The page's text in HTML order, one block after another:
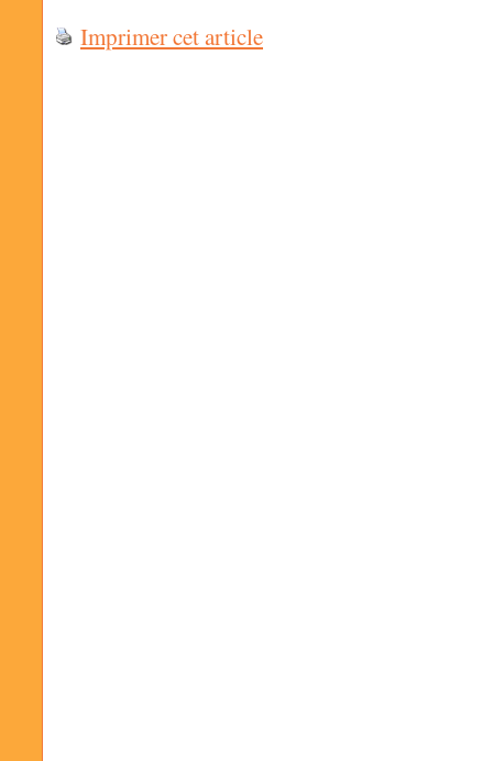
Imprimer cet article